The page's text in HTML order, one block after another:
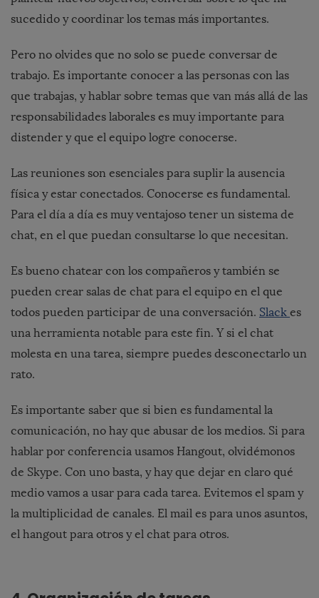
sucedido y coordinar los temas más importantes.
Pero no olvides que no solo se puede conversar de
trabajo. Es importante conocer a las personas con las
que trabajas, y hablar sobre temas que van más allá de las
responsabilidades laborales es muy importante para
distender y que el equipo logre conocerse.
Las reuniones son esenciales para suplir la ausencia
física y estar conectados. Conocerse es fundamental.
Para el día a día es muy ventajoso tener un sistema de
chat, en el que puedan consultarse lo que necesitan.
Es bueno chatear con los compañeros y también se
pueden crear salas de chat para el equipo en el que
todos pueden participar de una conversación. Slack es
una herramienta notable para este fin. Y si el chat
molesta en una tarea, siempre puedes desconectarlo un
rato.
Es importante saber que si bien es fundamental la
comunicación, no hay que abusar de los medios. Si para
hablar por conferencia usamos Hangout, olvidémonos
de Skype. Con uno basta, y hay que dejar en claro qué
medio vamos a usar para cada tarea. Evitemos el spam y
la multiplicidad de canales. El mail es para unos asuntos,
el hangout para otros y el chat para otros.